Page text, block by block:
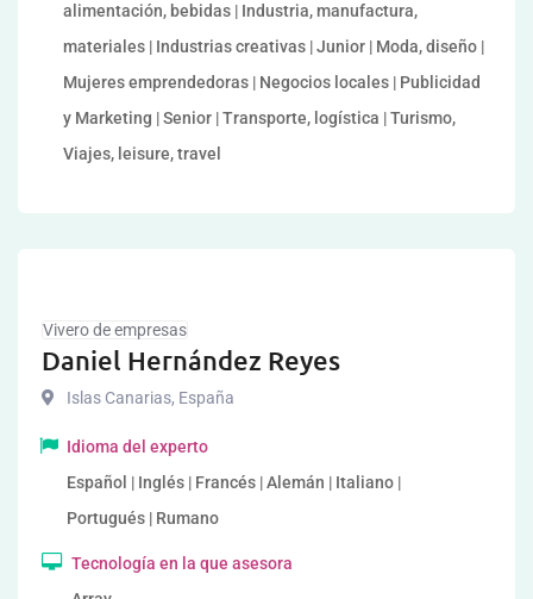
alimentación, bebidas | Industria, manufactura,
materiales | Industrias creativas | Junior | Moda, diseño |
Mujeres emprendedoras | Negocios locales | Publicidad
y Marketing | Senior | Transporte, logística | Turismo,
Viajes, leisure, travel
Vivero de empresas
Daniel Hernández Reyes
Islas Canarias, España
Idioma del experto
Español | Inglés | Francés | Alemán | Italiano |
Portugués | Rumano
Tecnología en la que asesora